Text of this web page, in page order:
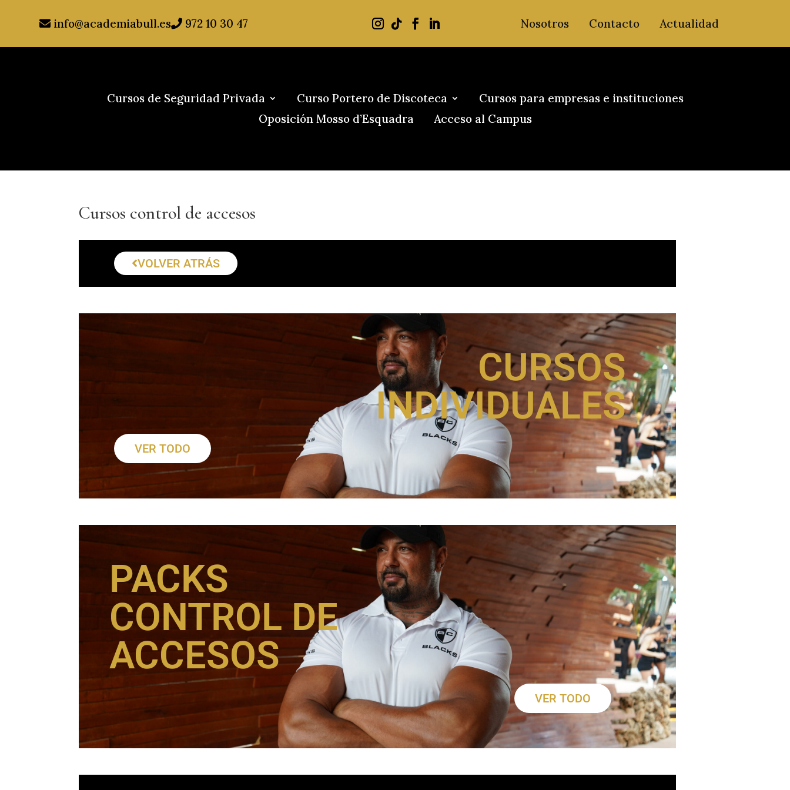
info@academiabull.es 972 10 30 47 Nosotros Contacto Actualidad
Cursos de Seguridad Privada Curso Portero de Discoteca
Cursos para empresas e instituciones
Oposición Mosso d’Esquadra
Acceso al Campus
Cursos control de accesos
VOLVER ATRÁS
VER TODO
CURSOS
INDIVIDUALES
PACKS
CONTROL DE
ACCESOS
VER TODO